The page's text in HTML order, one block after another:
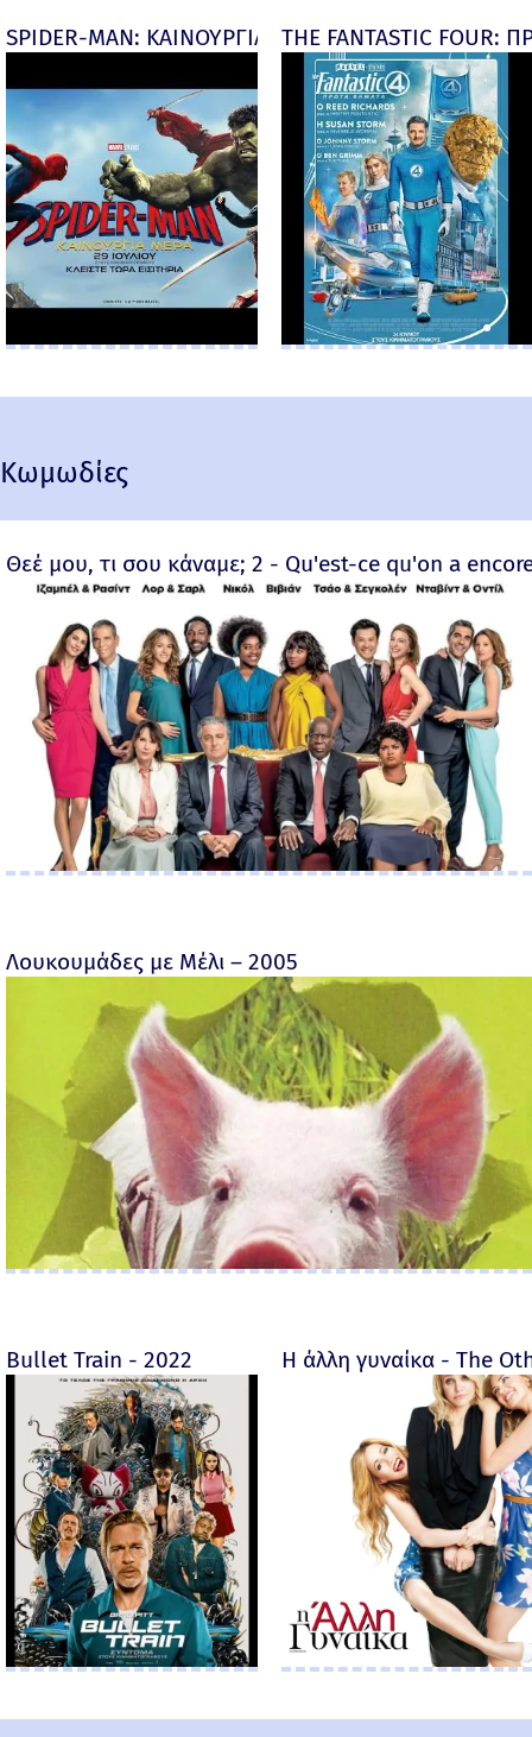
SPIDER-MAN: ΚΑΙΝΟΥΡΓΙΑ ΜΕΡΑ (Spider-Man:
THE FANTASTIC
Κωμωδίες
Θεέ μου, τι σου κάναμε; 2 - Qu'est-ce qu'on a
Λουκουμάδες με Μέλι – 2005
Bullet Train - 2022 Η άλλη γυναίκα - The